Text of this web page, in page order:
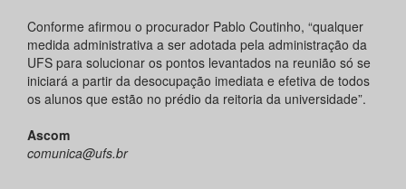
Conforme afirmou o procurador Pablo Coutinho, “qualquer
medida administrativa a ser adotada pela administração da
UFS para solucionar os pontos levantados na reunião só se
iniciará a partir da desocupação imediata e efetiva de todos
os alunos que estão no prédio da reitoria da universidade”.
Ascom
comunica@ufs.br